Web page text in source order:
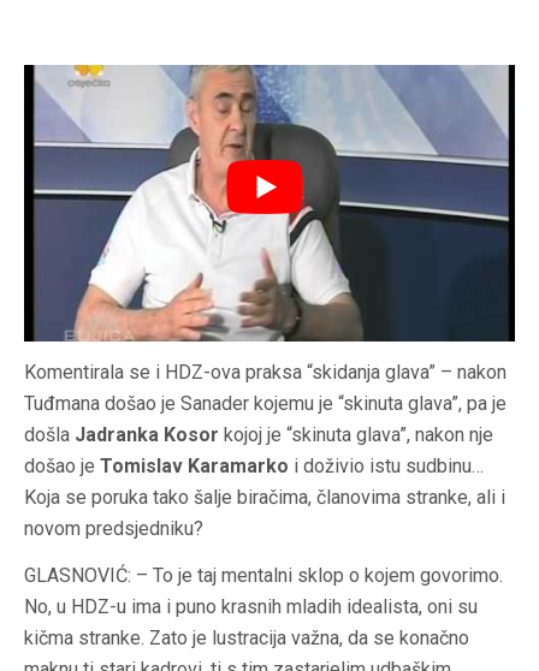
Komentirala se i HDZ-ova praksa “skidanja glava” – nakon
Tuđmana došao je Sanader kojemu je “skinuta glava”, pa je
došla Jadranka Kosor kojoj je “skinuta glava”, nakon nje
došao je Tomislav Karamarko i doživio istu sudbinu…
Koja se poruka tako šalje biračima, članovima stranke, ali i
novom predsjedniku?
GLASNOVIĆ: – To je taj mentalni sklop o kojem govorimo.
No, u HDZ-u ima i puno krasnih mladih idealista, oni su
kičma stranke. Zato je lustracija važna, da se konačno